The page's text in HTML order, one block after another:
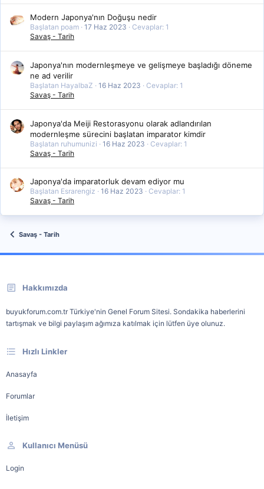
Modern Japonya'nın Doğuşu nedir
Başlatan poam 17 Haz 2023
Cevaplar: 1
Savaş - Tarih
Japonya'nın modernleşmeye ve gelişmeye başladığı döneme
ne ad verilir
Başlatan HayalbaZ 16 Haz 2023
Cevaplar: 1
Savaş - Tarih
Japonya'da Meiji Restorasyonu olarak adlandırılan
modernleşme sürecini başlatan imparator kimdir
Başlatan ruhumunizi 16 Haz 2023
Cevaplar: 1
Savaş - Tarih
Japonya'da imparatorluk devam ediyor mu
Başlatan Esrarengiz 16 Haz 2023
Cevaplar: 1
Savaş - Tarih
Savaş - Tarih
Hakkımızda
buyukforum.com.tr Türkiye'nin Genel Forum Sitesi. Sondakika haberlerini
tartışmak ve bilgi paylaşım ağımıza katılmak için lütfen üye olunuz.
Hızlı Linkler
Anasayfa
Forumlar
İletişim
Kullanıcı Menüsü
Login